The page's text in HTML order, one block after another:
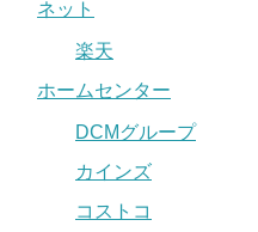
ネット
楽天
ホームセンター
DCMグループ
カインズ
コストコ